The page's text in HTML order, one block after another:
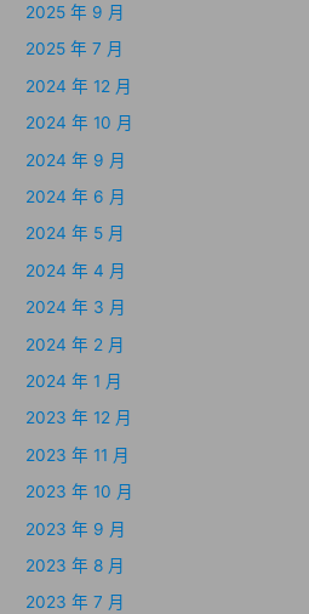
2025 年 9 月
2025 年 7 月
2024 年 12 月
2024 年 10 月
2024 年 9 月
2024 年 6 月
2024 年 5 月
2024 年 4 月
2024 年 3 月
2024 年 2 月
2024 年 1 月
2023 年 12 月
2023 年 11 月
2023 年 10 月
2023 年 9 月
2023 年 8 月
2023 年 7 月